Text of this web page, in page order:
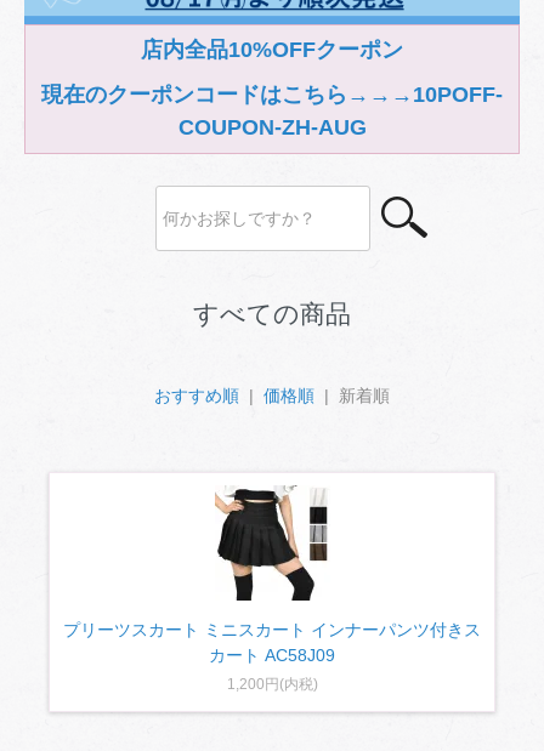
店内全品10%OFFクーポン
現在のクーポンコードはこちら→→→10POFF-
COUPON-ZH-AUG
すべての商品
おすすめ順 | 価格順 | 新着順
プリーツスカート ミニスカート インナーパンツ付きス
カート AC58J09
1,200円(内税)